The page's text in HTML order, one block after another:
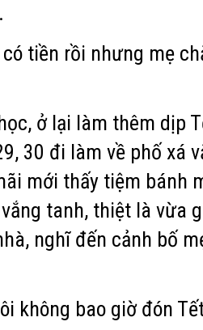
tiền rồi nhưng mẹ
ở lại làm thêm dịp
30 đi làm về phố xá
mới thấy tiệm bánh
tanh, thiệt là vừa
nghĩ đến cảnh bố
không bao giờ đón